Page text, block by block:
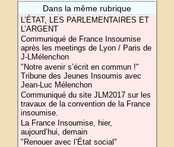
Dans la même rubrique
L’ÉTAT, LES PARLEMENTAIRES ET
L’ARGENT
Communiqué de France Insoumise
après les meetings de Lyon / Paris de
J-LMélenchon
"Notre avenir s’écrit en commun !"
Tribune des Jeunes Insoumis avec
Jean-Luc Mélenchon
Communiqué du site JLM2017 sur les
travaux de la convention de la France
insoumise.
La France Insoumise, hier,
aujourd’hui, demain
"Renouer avec l’État social"